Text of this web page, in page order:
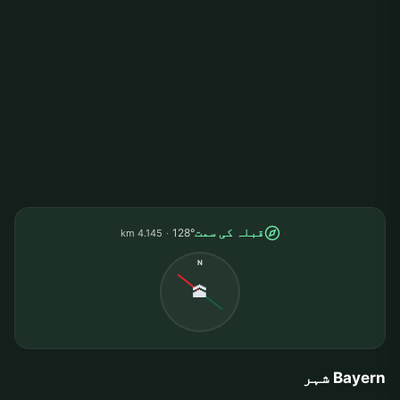
قبلہ کی سمت128°
4.145 km
N
🕋
Bayern شہر